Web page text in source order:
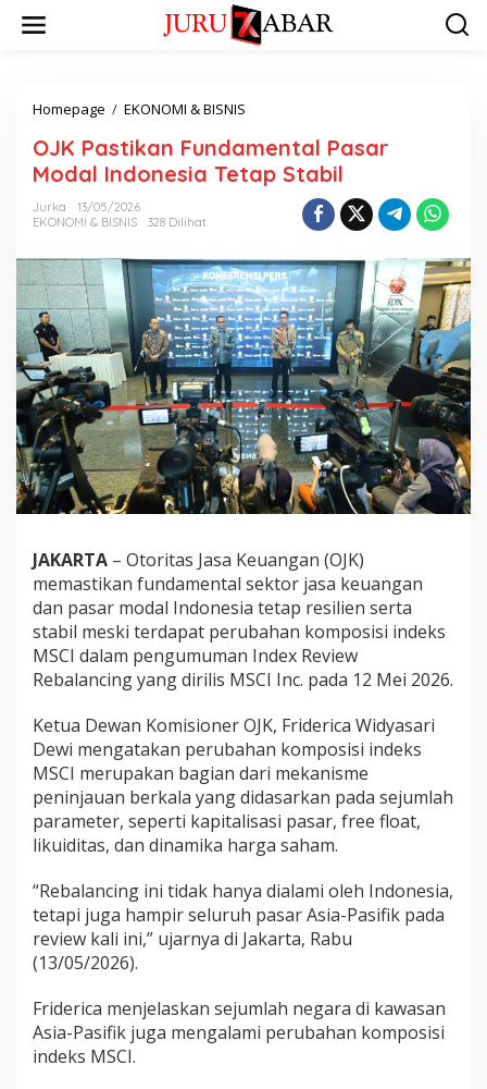
Homepage / EKONOMI & BISNIS
OJK Pastikan Fundamental Pasar
Modal Indonesia Tetap Stabil
Jurka
13/05/2026
EKONOMI & BISNIS
328 Dilihat
JAKARTA – Otoritas Jasa Keuangan (OJK)
memastikan fundamental sektor jasa keuangan
dan pasar modal Indonesia tetap resilien serta
stabil meski terdapat perubahan komposisi indeks
MSCI dalam pengumuman Index Review
Rebalancing yang dirilis MSCI Inc. pada 12 Mei 2026.
Ketua Dewan Komisioner OJK, Friderica Widyasari
Dewi mengatakan perubahan komposisi indeks
MSCI merupakan bagian dari mekanisme
peninjauan berkala yang didasarkan pada sejumlah
parameter, seperti kapitalisasi pasar, free float,
likuiditas, dan dinamika harga saham.
“Rebalancing ini tidak hanya dialami oleh Indonesia,
tetapi juga hampir seluruh pasar Asia-Pasifik pada
review kali ini,” ujarnya di Jakarta, Rabu
(13/05/2026).
Friderica menjelaskan sejumlah negara di kawasan
Asia-Pasifik juga mengalami perubahan komposisi
indeks MSCI.